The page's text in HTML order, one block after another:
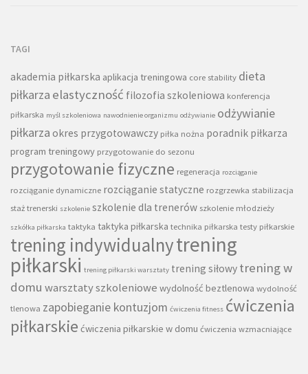
TAGI
akademia piłkarska aplikacja treningowa core stability dieta
piłkarza elastyczność filozofia szkoleniowa konferencja
piłkarska myśl szkoleniowa nawodnienie organizmu odżywianie odżywianie
piłkarza okres przygotowawczy piłka nożna poradnik piłkarza
program treningowy przygotowanie do sezonu
przygotowanie fizyczne regeneracja rozciąganie
rozciąganie dynamiczne rozciąganie statyczne rozgrzewka stabilizacja
staż trenerski szkolenie szkolenie dla trenerów szkolenie młodzieży
szkółka piłkarska taktyka taktyka piłkarska technika piłkarska testy piłkarskie
trening indywidualnytrening
piłkarski trening piłkarski warsztaty trening siłowy trening w
domu warsztaty szkoleniowe wydolność beztlenowa wydolność
tlenowa zapobieganie kontuzjom ćwiczenia fitness ćwiczenia
piłkarskie ćwiczenia piłkarskie w domu ćwiczenia wzmacniające